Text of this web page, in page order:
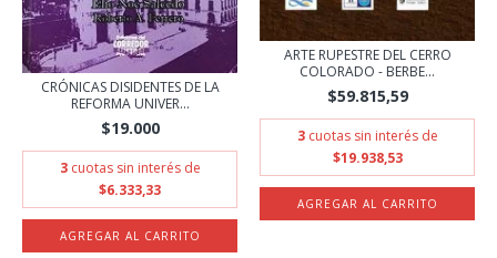
CRÓNICAS DISIDENTES DE LA
REFORMA UNIVER...
$19.000
3 cuotas sin interés de
$6.333,33
ARTE RUPESTRE DEL CERRO
COLORADO - BERBE...
$59.815,59
3 cuotas sin interés de
$19.938,53